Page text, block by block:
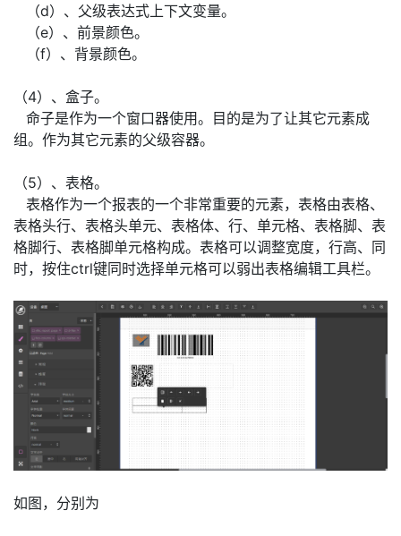
​（d）、父级表达式上下文变量。
​（e）、前景颜色。
​（f）、背景颜色。
（4）、盒子。
​命子是作为一个窗口器使用。目的是为了让其它元素成
组。作为其它元素的父级容器。
（5）、表格。
​表格作为一个报表的一个非常重要的元素，表格由表格、
表格头行、表格头单元、表格体、行、单元格、表格脚、表
格脚行、表格脚单元格构成。表格可以调整宽度，行高、同
时，按住ctrl键同时选择单元格可以弱出表格编辑工具栏。
如图，分别为